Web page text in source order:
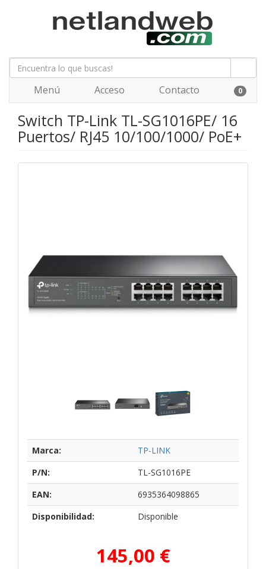
Menú Acceso Contacto 0
Switch TP-Link TL-SG1016PE/ 16
Puertos/ RJ45 10/100/1000/ PoE+
Marca:
TP-LINK
P/N:
TL-SG1016PE
EAN:
6935364098865
Disponibilidad:
Disponible
145,00 €